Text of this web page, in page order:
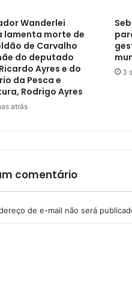
Wanderlei
lamenta morte de
de Carvalho
do deputado
Ayres e do
da Pesca e
Rodrigo Ayres
atrás
3
comentário
de e-mail não será